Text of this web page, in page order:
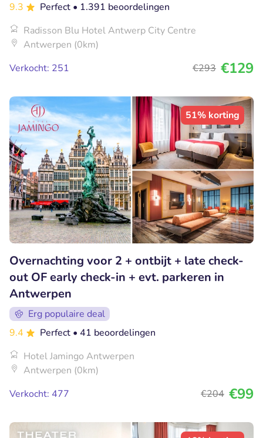
9.3
Perfect • 1.391 beoordelingen
Radisson Blu Hotel Antwerp City Centre
Antwerpen (0km)
Verkocht: 251
€293 €129
51% korting
Overnachting voor 2 + ontbijt + late check-
out OF early check-in + evt. parkeren in
Antwerpen
Erg populaire deal
9.4
Perfect • 41 beoordelingen
Hotel Jamingo Antwerpen
Antwerpen (0km)
Verkocht: 477
€204 €99